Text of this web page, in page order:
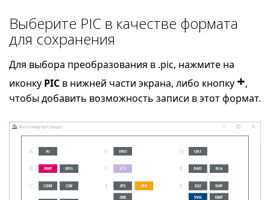
Выберите PIC в качестве формата
для сохранения
Для выбора преобразования в .pic, нажмите на
иконку PIC в нижней части экрана, либо кнопку +,
чтобы добавить возможность записи в этот формат.